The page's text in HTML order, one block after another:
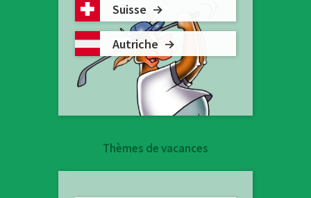
Suisse
Autriche
Thèmes de vacances